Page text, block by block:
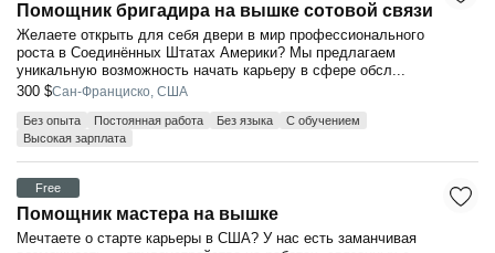
Помощник бригадира на вышке сотовой связи
Желаете открыть для себя двери в мир профессионального
роста в Соединённых Штатах Америки? Мы предлагаем
уникальную возможность начать карьеру в сфере обсл...
300 $Сан-Франциско, США
Без опыта Постоянная работа Без языка
С обучением
Высокая зарплата
Free
Помощник мастера на вышке
Мечтаете о старте карьеры в США? У нас есть заманчивая